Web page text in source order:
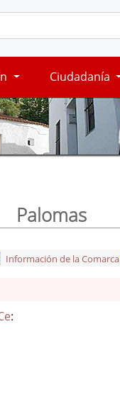
Ciudadanía
Palomas
Información de la Comarca
: